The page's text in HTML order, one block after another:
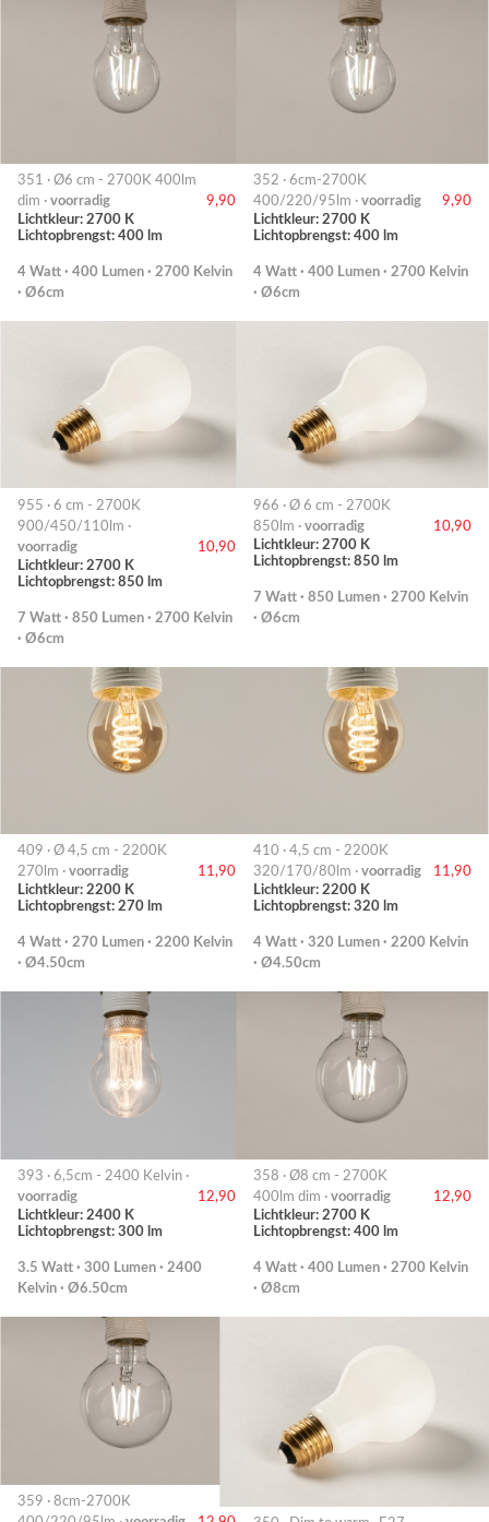
351 · Ø6 cm - 2700K 400lm
dim · voorradig
9,90
Lichtkleur: 2700 K
Lichtopbrengst: 400 lm
4 Watt · 400 Lumen · 2700 Kelvin
· Ø6cm
352 · 6cm-2700K
400/220/95lm · voorradig
9,90
Lichtkleur: 2700 K
Lichtopbrengst: 400 lm
4 Watt · 400 Lumen · 2700 Kelvin
· Ø6cm
955 · 6 cm - 2700K
900/450/110lm ·
voorradig
10,90
Lichtkleur: 2700 K
Lichtopbrengst: 850 lm
7 Watt · 850 Lumen · 2700 Kelvin
· Ø6cm
966 · Ø 6 cm - 2700K
850lm · voorradig
10,90
Lichtkleur: 2700 K
Lichtopbrengst: 850 lm
7 Watt · 850 Lumen · 2700 Kelvin
· Ø6cm
409 · Ø 4,5 cm - 2200K
270lm · voorradig
11,90
Lichtkleur: 2200 K
Lichtopbrengst: 270 lm
4 Watt · 270 Lumen · 2200 Kelvin
· Ø4.50cm
410 · 4,5 cm - 2200K
320/170/80lm · voorradig
11,90
Lichtkleur: 2200 K
Lichtopbrengst: 320 lm
4 Watt · 320 Lumen · 2200 Kelvin
· Ø4.50cm
393 · 6,5cm - 2400 Kelvin ·
voorradig
12,90
Lichtkleur: 2400 K
Lichtopbrengst: 300 lm
3.5 Watt · 300 Lumen · 2400
Kelvin · Ø6.50cm
358 · Ø8 cm - 2700K
400lm dim · voorradig
12,90
Lichtkleur: 2700 K
Lichtopbrengst: 400 lm
4 Watt · 400 Lumen · 2700 Kelvin
· Ø8cm
359 · 8cm-2700K